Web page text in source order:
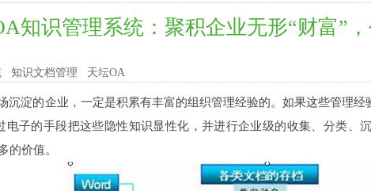
知识管理系统：聚积企业无形“财富”
知识文档管理 天坛OA
淀的企业，一定是积累有丰富的组织管理经验的。如果这些管理经
电子的手段把这些隐性知识显性化，并进行企业级的收集、分类、
的价值。